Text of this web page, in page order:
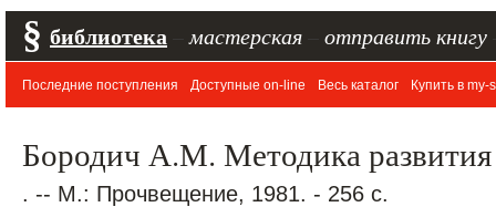
§ библиотека мастерская отправить книгу
Последние поступления Доступные on-line Весь каталог Купить в my-
Бородич А.М. Методика развития
. -- М.: Прочвещение, 1981. - 256 с.